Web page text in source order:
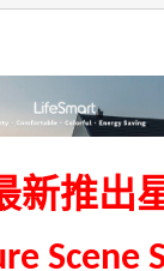
新推出
Scene